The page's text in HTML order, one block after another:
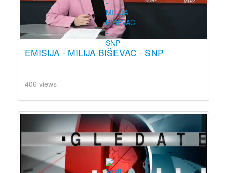
EMISIJA - MILIJA BIŠEVAC - SNP
406 views